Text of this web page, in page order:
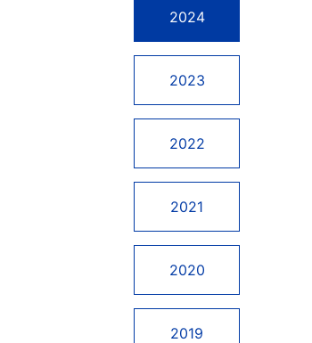
2024
2023
2022
2021
2020
2019